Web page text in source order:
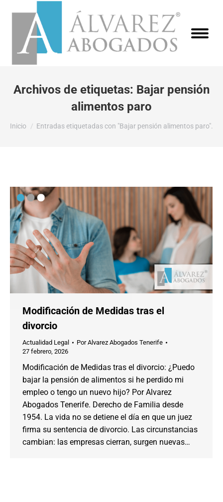
Archivos de etiquetas: Bajar pensión
alimentos paro
Estás aquí:
Inicio Entradas etiquetadas con "Bajar pensión alimentos paro".
Modificación de Medidas tras el
divorcio
Actualidad Legal PorAlvarez Abogados Tenerife
27 febrero, 2026
Modificación de Medidas tras el divorcio: ¿Puedo
bajar la pensión de alimentos si he perdido mi
empleo o tengo un nuevo hijo? Por Alvarez
Abogados Tenerife. Derecho de Familia desde
1954. La vida no se detiene el día en que un juez
firma su sentencia de divorcio. Las circunstancias
cambian: las empresas cierran, surgen nuevas…